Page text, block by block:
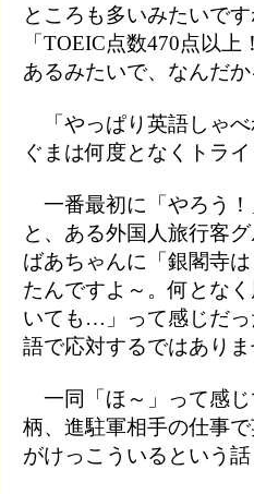
ところも多いみたいで
「TOEIC点数470点以
あるみたいで、なんだ
「やっぱり英語しゃべ
ぐまは何度となくトラ
一番最初に「やろう！
と、ある外国人旅行客
ばあちゃんに「銀閣寺
たんですよ～。何とな
いても…」って感じだ
語で応対するではあり
一同「ほ～」って感
柄、進駐軍相手の仕事
がけっこういるという